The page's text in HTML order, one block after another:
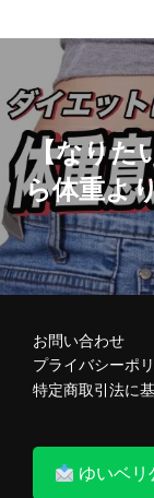
稿
ナ
ビ
【なりた
ら体重よ
お問い合わせ
プライバシーポ
特定商取引法に
ゆいベリ